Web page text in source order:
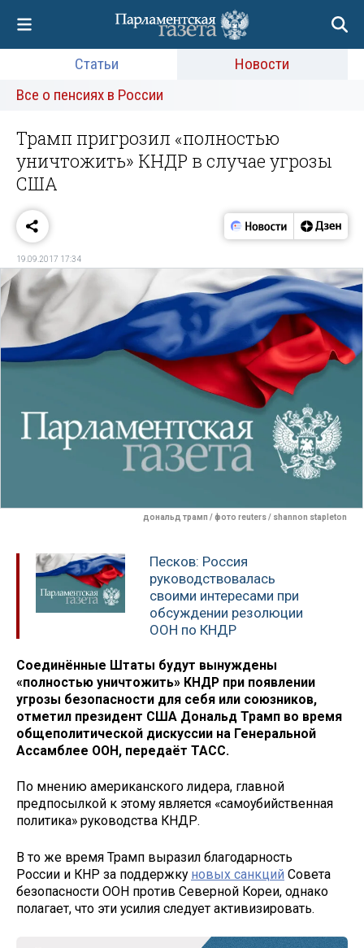
Статьи
Новости
Все о пенсиях в России
Трамп пригрозил «полностью
уничтожить» КНДР в случае угрозы
США
19.09.2017 17:34
дональд трамп / фото reuters / shannon stapleton
Песков: Россия
руководствовалась
своими интересами при
обсуждении резолюции
ООН по КНДР
Соединённые Штаты будут вынуждены
«полностью уничтожить» КНДР при появлении
угрозы безопасности для себя или союзников,
отметил президент США Дональд Трамп во время
общеполитической дискуссии на Генеральной
Ассамблее ООН, передаёт ТАСС.
По мнению американского лидера, главной
предпосылкой к этому является «самоубийственная
политика» руководства КНДР.
В то же время Трамп выразил благодарность
России и КНР за поддержку новых санкций Совета
безопасности ООН против Северной Кореи, однако
полагает, что эти усилия следует активизировать.